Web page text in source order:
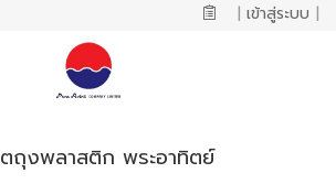
| เข้าสู่ระบบ |
ถุงพลาสติก พระอาทิตย์